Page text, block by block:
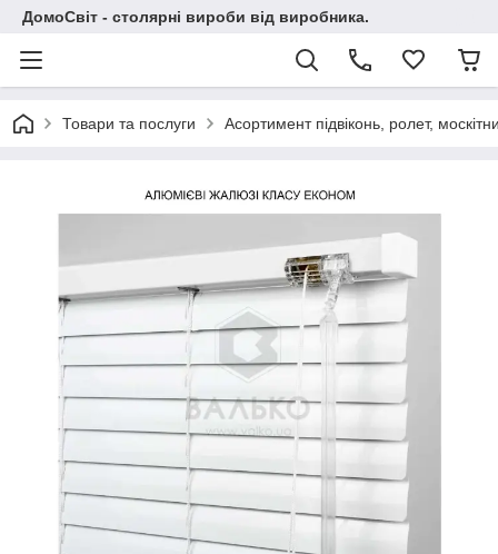
ДомоСвіт - столярні вироби від виробника.
Товари та послуги Асортимент підвіконь, ролет,